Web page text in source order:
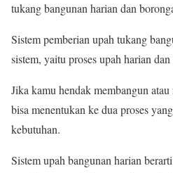
tukang bangunan harian dan
Sistem pemberian upah tukang
sistem, yaitu proses upah harian
Jika kamu hendak membangun
bisa menentukan ke dua proses
kebutuhan.
Sistem upah bangunan harian